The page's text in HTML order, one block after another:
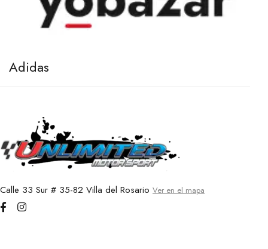
Adidas
7 de abril de 2021
Calle 33 Sur # 35-82 Villa del Rosario Ver en el mapa